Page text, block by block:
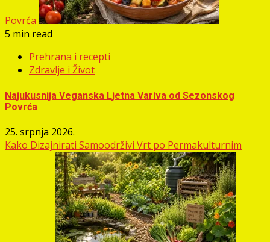
Povrća
5 min read
Prehrana i recepti
Zdravlje i Život
Najukusnija Veganska Ljetna Variva od Sezonskog
Povrća
25. srpnja 2026.
Kako Dizajnirati Samoodrživi Vrt po Permakulturnim